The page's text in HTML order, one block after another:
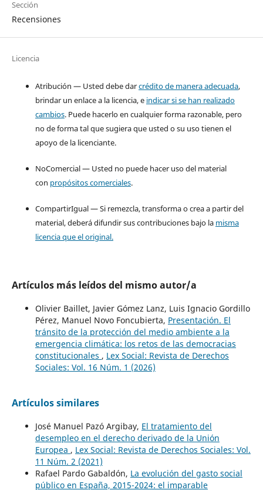
Sección
Recensiones
Licencia
Atribución — Usted debe darcrédito de manera adecuada,
brindar un enlace a la licencia, e indicar si se han realizado
cambios. Puede hacerlo en cualquier forma razonable, pero
no de forma tal que sugiera que usted o su uso tienen el
apoyo de la licenciante.
NoComercial — Usted no puede hacer uso del material
con propósitos comerciales.
CompartirIgual — Si remezcla, transforma o crea a partir del
material, deberá difundir sus contribuciones bajo la misma
licencia que el original.
Artículos más leídos del mismo autor/a
Olivier Baillet, Javier Gómez Lanz, Luis Ignacio Gordillo
Pérez, Manuel Novo Foncubierta, Presentación. El
tránsito de la protección del medio ambiente a la
emergencia climática: los retos de las democracias
constitucionales , Lex Social: Revista de Derechos
Sociales: Vol. 16 Núm. 1 (2026)
Artículos similares
José Manuel Pazó Argibay, El tratamiento del
desempleo en el derecho derivado de la Unión
Europea , Lex Social: Revista de Derechos Sociales: Vol.
11 Núm. 2 (2021)
Rafael Pardo Gabaldón, La evolución del gasto social
público en España, 2015-2024: el imparable